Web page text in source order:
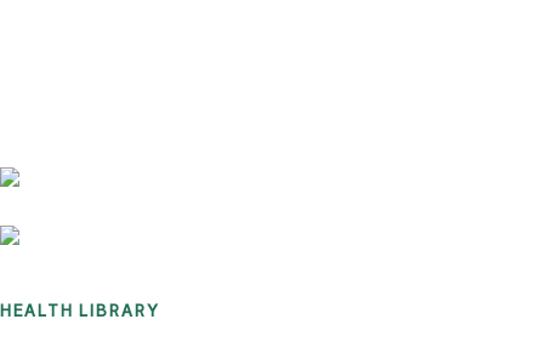
HEALTH LIBRARY